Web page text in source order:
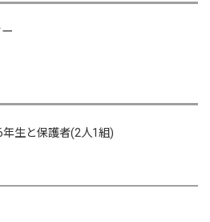
生と保護者(2人1組)